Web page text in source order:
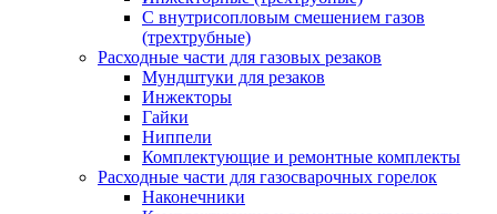
С внутрисопловым смешением газов
(трехтрубные)
Расходные части для газовых резаков
Мундштуки для резаков
Инжекторы
Гайки
Ниппели
Комплектующие и ремонтные комплекты
Расходные части для газосварочных горелок
Наконечники